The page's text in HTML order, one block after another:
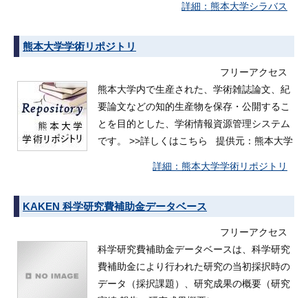
熊本大学シラバス
熊本大学学術リポジトリ
フリーアクセス
熊本大学内で生産された、学術雑誌論文、紀
要論文などの知的生産物を保存・公開するこ
とを目的とした、学術情報資源管理システム
です。 >>詳しくはこちら 提供元：熊本大学
熊本大学学術リポジトリ
KAKEN 科学研究費補助金データベース
フリーアクセス
科学研究費補助金データベースは、科学研究
費補助金により行われた研究の当初採択時の
データ（採択課題）、研究成果の概要（研究